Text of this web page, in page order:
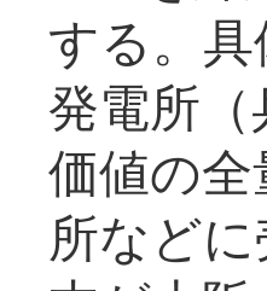
する。
発電所
価値の
所など